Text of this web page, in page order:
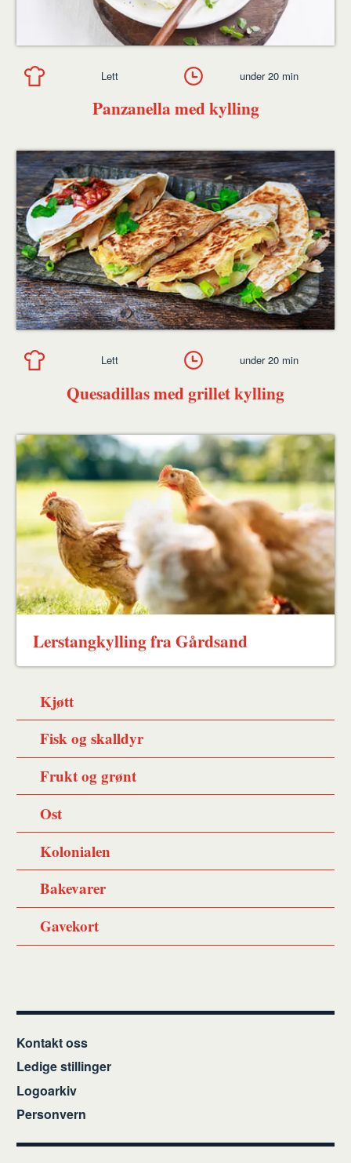
Panzanella med kylling
Lett under 20 min
Quesadillas med grillet kylling
Lett under 20 min
Lerstangkylling fra Gårdsand
Kjøtt
Fisk og skalldyr
Frukt og grønt
Ost
Kolonialen
Bakevarer
Gavekort
Kontakt oss
Ledige stillinger
Logoarkiv
Personvern